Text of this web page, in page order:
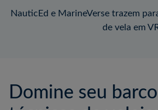
NauticEd e MarineVerse trazem
de vela em
Domine seu